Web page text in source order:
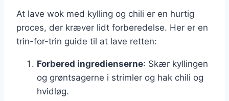
At lave wok med kylling og chili er en hurtig
proces, der kræver lidt forberedelse. Her er en
trin-for-trin guide til at lave retten:
Forbered ingredienserne: Skær kyllingen
og grøntsagerne i strimler og hak chili og
hvidløg.